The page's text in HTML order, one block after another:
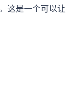
是一个可以